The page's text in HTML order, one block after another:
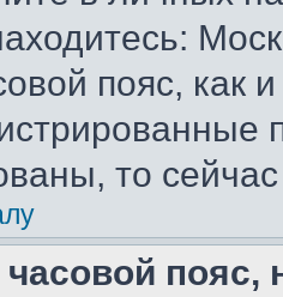
пояс, как
то
пояс,